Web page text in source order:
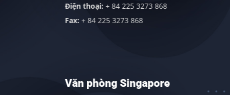
Điện thoại:+ 84 225 3273 868
+ 84 225 3273 868
Văn phòng Singapore